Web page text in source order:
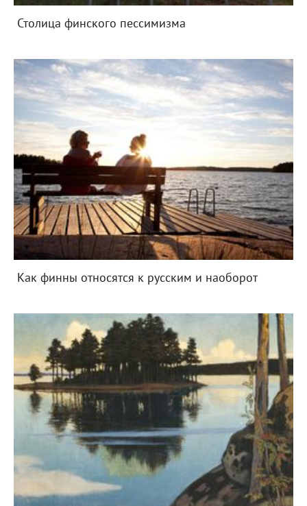
Столица финского пессимизма
Как финны относятся к русским и наоборот